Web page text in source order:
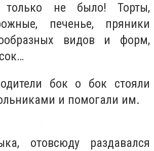
только не было! Торты,
печенье, пряники
видов и форм,
бок о бок стояли
и помогали им.
отовсюду раздавался